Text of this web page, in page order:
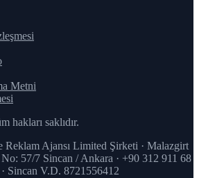
Metni
hakları saklıdır.
Ajansı Limited Şirketi · Malazgirt
57/7 Sincan / Ankara · +90 312 911 68
Sincan V.D. 8721556412